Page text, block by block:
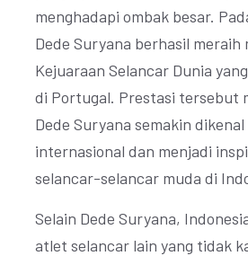
menghadapi ombak besar.
Dede Suryana berhasil meraih
Kejuaraan Selancar Dunia
di Portugal. Prestasi tersebut
Dede Suryana semakin
internasional dan menjadi
selancar-selancar muda di
Selain Dede Suryana,
atlet selancar lain yang tidak